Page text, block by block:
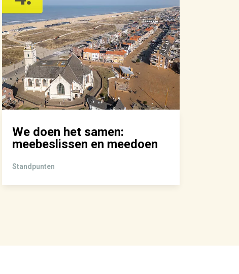
We doen het samen:
meebeslissen en meedoen
Standpunten